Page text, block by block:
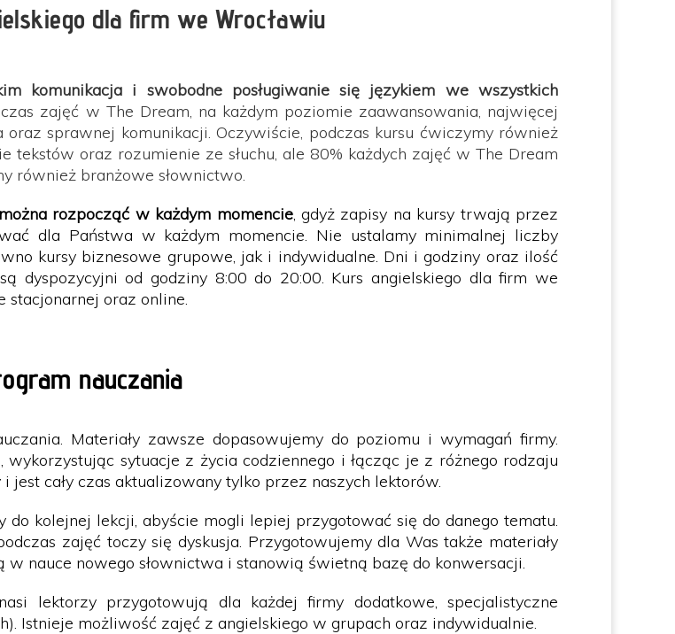
dla firm we Wrocławiu
komunikacja i swobodne posługiwanie się językiem we wszystkich
zajęć w The Dream, na każdym poziomie zaawansowania, najwięcej
sprawnej komunikacji. Oczywiście, podczas kursu ćwiczymy również
tekstów oraz rozumienie ze słuchu, ale 80% każdych zajęć w The Dream
również branżowe słownictwo.
rozpocząć w każdym momencie, gdyż zapisy na kursy trwają przez
dla Państwa w każdym momencie. Nie ustalamy minimalnej liczby
kursy biznesowe grupowe, jak i indywidualne. Dni i godziny oraz ilość
dyspozycyjni od godziny 8:00 do 20:00. Kurs angielskiego dla firm we
oraz online.
nauczania
Materiały zawsze dopasowujemy do poziomu i wymagań firmy.
wykorzystując sytuacje z życia codziennego i łącząc je z różnego rodzaju
cały czas aktualizowany tylko przez naszych lektorów.
do kolejnej lekcji, abyście mogli lepiej przygotować się do danego tematu.
zajęć toczy się dyskusja. Przygotowujemy dla Was także materiały
nauce nowego słownictwa i stanowią świetną bazę do konwersacji.
lektorzy przygotowują dla każdej firmy dodatkowe, specjalistyczne
Istnieje możliwość zajęć z angielskiego w grupach oraz indywidualnie.